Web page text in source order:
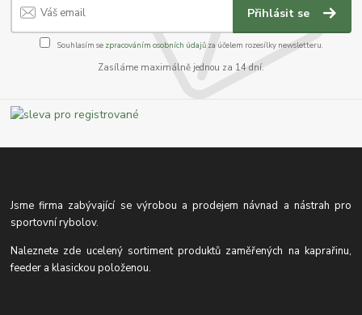
Přihlásit se
Souhlasím se zpracováním osobních údajůza účelem rozesílky newsletteru.
Zasíláme maximálně jednou za 14 dní.
Jsme firma zabývající se výrobou a prodejem návnad a nástrah pro
sportovní rybolov.
Naleznete zde ucelený sortiment produktů zaměřených na kaprařinu,
feeder a klasickou položenou.